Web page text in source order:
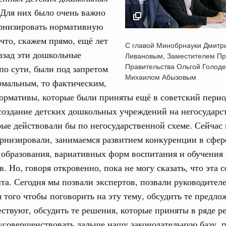
Дмитрием Ливановым,
Заместителем
Правительства
Михаилом Абызовым
17 ноября 2014
С главой Минобрнауки
Ливановым, Заместителем
Правительства Ольгой
Михаилом Абызовым
них было очень важно
нормативную
скажем прямо, ещё лет
эти дошкольные
сути, были под запретом
то фактическим,
которые были приняты ещё в советский
детских дошкольных учреждений на
действовали бы по негосударственной схеме.
занимаемся развитием конкуренции в
вариативных форм воспитания и обучения
Но, говоря откровенно, пока не могу сказать, что эта
Сегодня мы позвали экспертов, позвали
того чтобы поговорить на эту тему, обсудить те
обсудить те решения, которые приняты в ряде
трассах открылись
сервиса
итогам стратегической сессии о
научно-технологическим развитием
среда
ЖКХ обновлено в России при участии
реализации проектов института
округе
молодёжи сформировал целое
себя ответственность за будущее
Email